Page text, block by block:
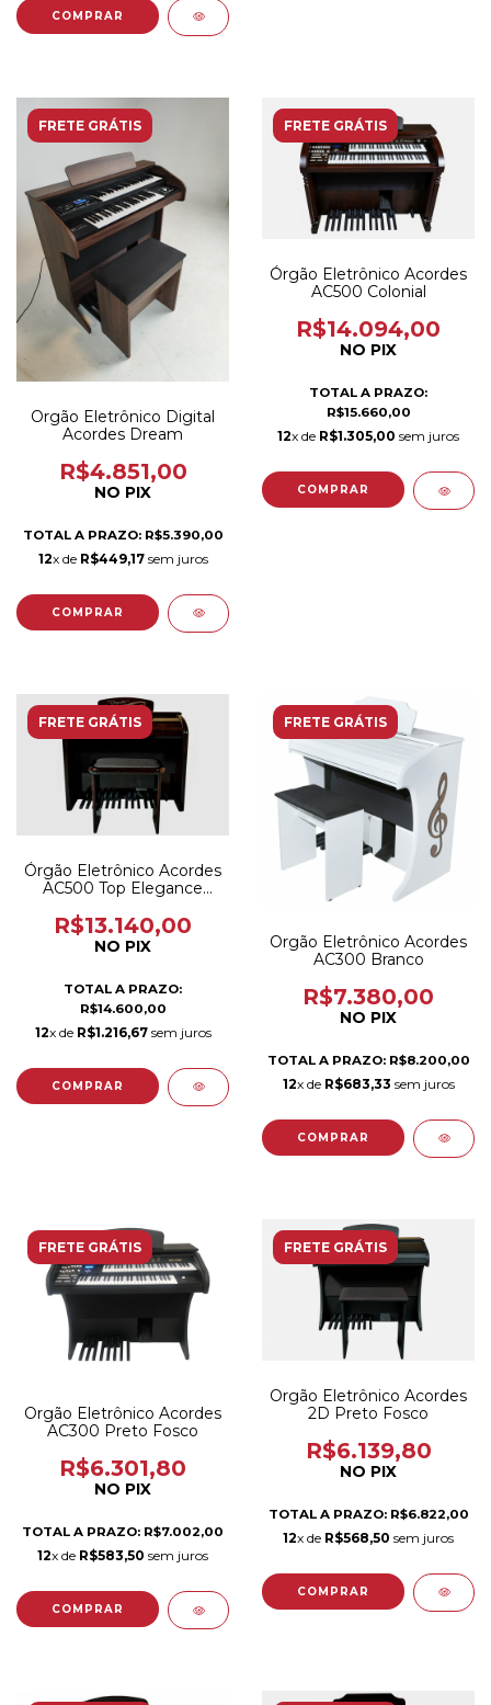
FRETE GRÁTIS
Orgão Eletrônico Digital
Acordes Dream
R$4.851,00
NO PIX
TOTAL A PRAZO: R$5.390,00
12x de R$449,17sem juros
FRETE GRÁTIS
Órgão Eletrônico Acordes
AC500 Colonial
R$14.094,00
NO PIX
TOTAL A PRAZO:
R$15.660,00
12x de R$1.305,00 sem juros
FRETE GRÁTIS
Órgão Eletrônico Acordes
AC500 Top Elegance
R$13.140,00
NO PIX
TOTAL A PRAZO:
R$14.600,00
12x de R$1.216,67sem juros
FRETE GRÁTIS
Orgão Eletrônico Acordes
AC300 Branco
R$7.380,00
NO PIX
TOTAL A PRAZO: R$8.200,00
12x de R$683,33 sem juros
FRETE GRÁTIS
Orgão Eletrônico Acordes
AC300 Preto Fosco
R$6.301,80
NO PIX
TOTAL A PRAZO: R$7.002,00
12x de R$583,50 sem juros
FRETE GRÁTIS
Orgão Eletrônico Acordes
2D Preto Fosco
R$6.139,80
NO PIX
TOTAL A PRAZO: R$6.822,00
12x de R$568,50 sem juros